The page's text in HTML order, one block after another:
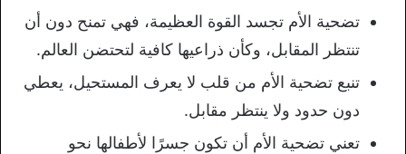
تضحية الأم تجسد القوة العظيمة، فهي تمنح دون أن
تنتظر المقابل، وكأن ذراعيها كافية لتحتضن العالم.
تنبع تضحية الأم من قلب لا يعرف المستحيل، يعطي
دون حدود ولا ينتظر مقابل.
تعني تضحية الأم أن تكون جسرًا لأطفالها نحو